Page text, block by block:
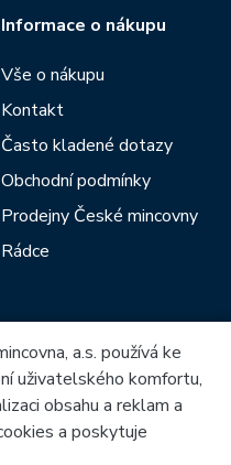
Informace o nákupu
Vše o nákupu
Kontakt
Často kladené dotazy
Obchodní podmínky
Prodejny České mincovny
Rádce
a.s. používá ke
uživatelského komfortu,
obsahu a reklam a
a poskytuje